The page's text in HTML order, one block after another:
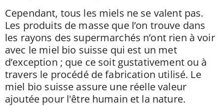
Cependant, tous les miels ne se valent pas.
Les produits de masse que l’on trouve dans
les rayons des supermarchés n’ont rien à voir
avec le miel bio suisse qui est un met
d’exception ; que ce soit gustativement ou à
travers le procédé de fabrication utilisé. Le
miel bio suisse assure une réelle valeur
ajoutée pour l'être humain et la nature.